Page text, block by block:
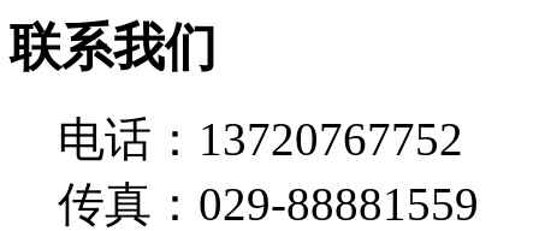
联系我们
电话：13720767752
传真：029-88881559